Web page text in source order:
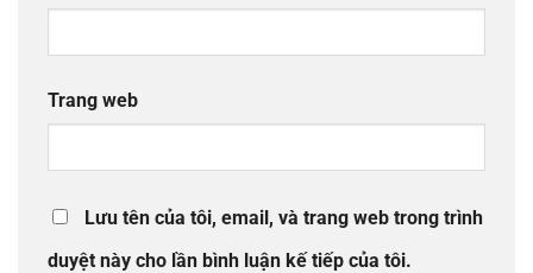
Trang web
Lưu tên của tôi, email, và trang web trong trình
duyệt này cho lần bình luận kế tiếp của tôi.